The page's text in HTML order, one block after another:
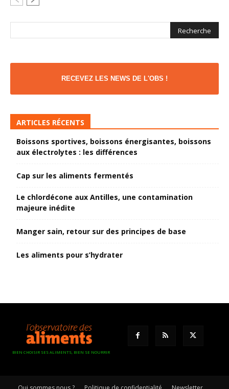
RECEVEZ LES NEWS DE L'OBS !
ARTICLES RÉCENTS
Boissons sportives, boissons énergisantes, boissons
aux électrolytes : les différences
Cap sur les aliments fermentés
Le chlordécone aux Antilles, une contamination
majeure inédite
Manger sain, retour sur des principes de base
Les aliments pour s’hydrater
BIEN CHOISIR SES ALIMENTS, BIEN SE NOURRIR